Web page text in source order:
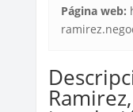
Página web: